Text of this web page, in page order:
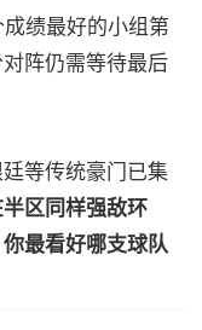
绩最好的小组第
阵仍需等待最后
等传统豪门已集
区同样强敌环
最看好哪支球队